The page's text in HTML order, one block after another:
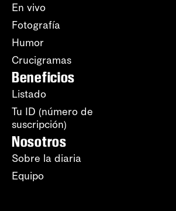
En vivo
Fotografía
Humor
Crucigramas
Beneficios
Listado
Tu ID (número de
suscripción)
Nosotros
Sobre la diaria
Equipo